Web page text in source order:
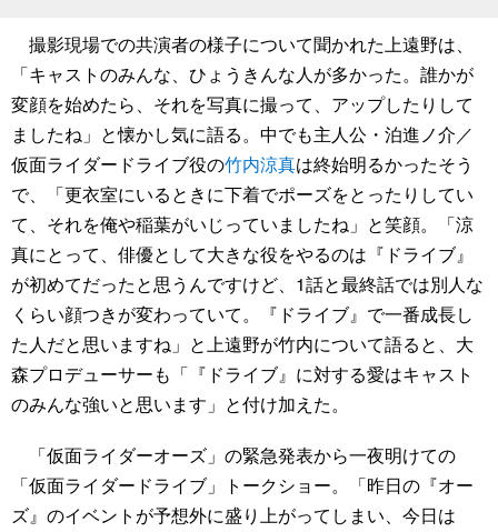
撮影現場での共演者の様子について聞かれた上遠野は、
「キャストのみんな、ひょうきんな人が多かった。誰かが
変顔を始めたら、それを写真に撮って、アップしたりして
ましたね」と懐かし気に語る。中でも主人公・泊進ノ介／
仮面ライダードライブ役の竹内涼真は終始明るかったそう
で、「更衣室にいるときに下着でポーズをとったりしてい
て、それを俺や稲葉がいじっていましたね」と笑顔。「涼
真にとって、俳優として大きな役をやるのは『ドライブ』
が初めてだったと思うんですけど、1話と最終話では別人な
くらい顔つきが変わっていて。『ドライブ』で一番成長し
た人だと思いますね」と上遠野が竹内について語ると、大
森プロデューサーも「『ドライブ』に対する愛はキャスト
のみんな強いと思います」と付け加えた。
「仮面ライダーオーズ」の緊急発表から一夜明けての
「仮面ライダードライブ」トークショー。「昨日の『オー
ズ』のイベントが予想外に盛り上がってしまい、今日は